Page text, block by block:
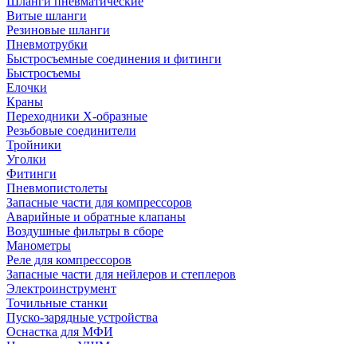
Витые шланги
Резиновые шланги
Пневмотрубки
Быстросъемные соединения и фитинги
Быстросъемы
Елочки
Краны
Переходники Х-образные
Резьбовые соединители
Тройники
Уголки
Фитинги
Пневмопистолеты
Запасные части для компрессоров
Аварийные и обратные клапаны
Воздушные фильтры в сборе
Манометры
Реле для компрессоров
Запасные части для нейлеров и степлеров
Электроинструмент
Точильные станки
Пуско-зарядные устройства
Оснастка для МФИ